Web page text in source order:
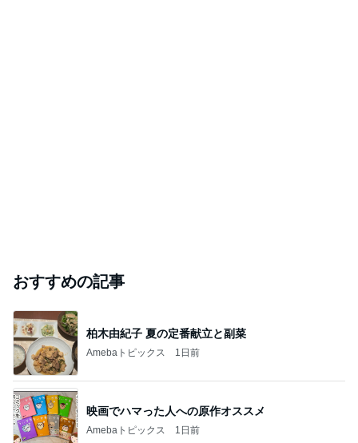
おすすめの記事
柏木由紀子 夏の定番献立と副菜
Amebaトピックス 1日前
映画でハマった人への原作オススメ
Amebaトピックス 1日前